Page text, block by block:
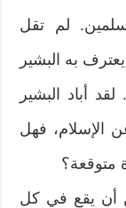
لم تقل
به البشير
أباد البشير
الإسلام، فهل
متوقعة؟
أن يقع في كل